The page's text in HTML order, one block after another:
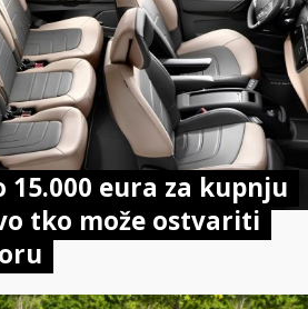
15.000 eura za kupnju
tko može ostvariti